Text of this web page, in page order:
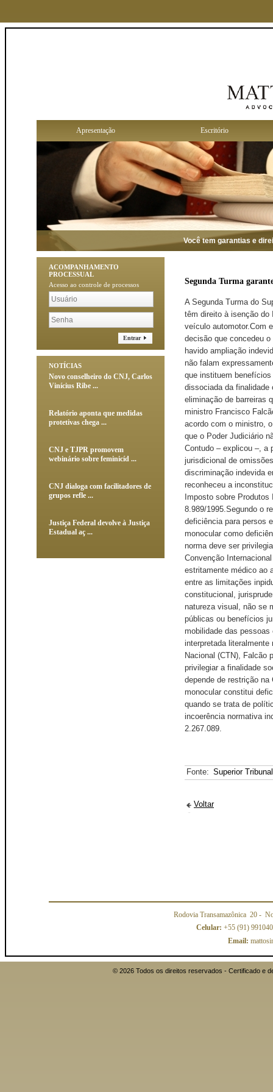
Apresentação Escritório
Você tem garantias e
ACOMPANHAMENTO
PROCESSUAL
Acesso ao controle de processos
Entrar
NOTÍCIAS
Novo conselheiro do CNJ, Carlos
Vinícius Ribe ...
Relatório aponta que medidas
protetivas chega ...
CNJ e TJPR promovem
webinário sobre feminicíd ...
CNJ dialoga com facilitadores de
grupos refle ...
Justiça Federal devolve à Justiça
Estadual aç ...
Segunda Turma
​A Segunda Turma do
têm direito à isenção do
veículo automotor.Com
decisão que concedeu
havido ampliação
não falam
que instituem
dissociada da
eliminação de barreiras
ministro Francisco
acordo com o ministro,
que o Poder Judiciário
Contudo – explicou –, a
jurisdicional de
discriminação indevida
reconheceu a
Imposto sobre
8.989/1995.Segundo o
deficiência para persos
monocular como
norma deve ser
Convenção
estritamente médico ao
entre as limitações
constitucional,
natureza visual, não se
públicas ou benefícios
mobilidade das
interpretada literalmente
Nacional (CTN), Falcão
privilegiar a finalidade
depende de restrição na
monocular constitui
quando se trata de
incoerência normativa
2.267.089.
Fonte: Superior
Voltar
Rodovia Transamazônica 20 -
Celular: +55 (91)
Email:
© 2026 Todos os direitos reservados - Certificado e